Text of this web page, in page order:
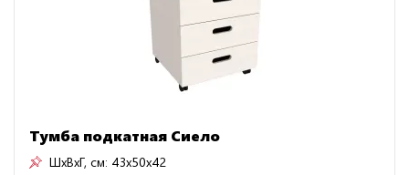
Тумба подкатная Сиело
ШxВxГ, см: 43x50x42